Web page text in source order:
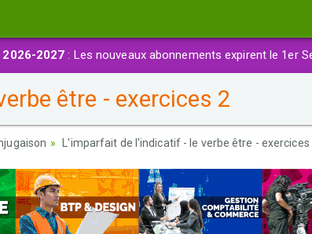
2027 : Les nouveaux abonnements expirent le 1er
être - exercices 2
L'imparfait de l'indicatif - le verbe être - exercices